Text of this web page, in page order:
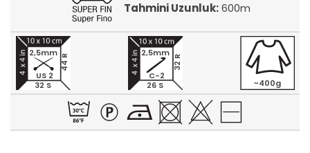
Tahmini Uzunluk:600m
32 S
44 R
2,5mm
US 2
26 S
32 R
2,5mm
C-2
~400g